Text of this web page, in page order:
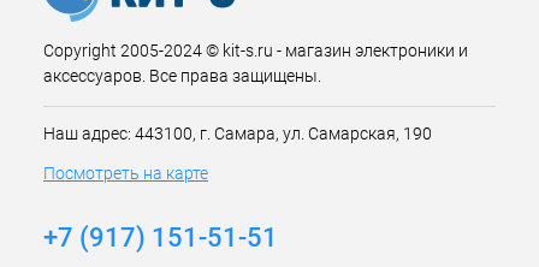
Copyright 2005-2024 © kit-s.ru - магазин электроники и
аксессуаров. Все права защищены.
Наш адрес: 443100, г. Самара, ул. Самарская, 190
Посмотреть на карте
+7 (917) 151-51-51